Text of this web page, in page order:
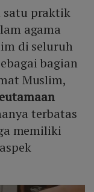
satu praktik
agama
di seluruh
bagian
Muslim,
terbatas
memiliki